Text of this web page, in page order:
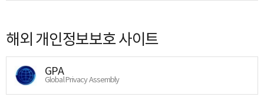
해외 개인정보보호 사이트
GPA
Global Privacy Assembly